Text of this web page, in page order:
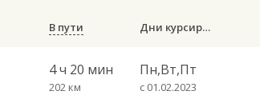
В пути Дни курсирования
4 ч 20 мин
202 км
Пн,Вт,Пт
с 01.02.2023